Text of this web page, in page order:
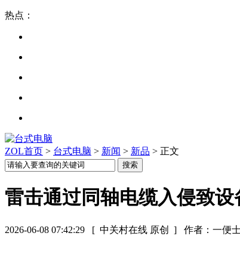
热点：
ZOL首页 > 台式电脑 > 新闻 > 新品 > 正文
雷击通过同轴电缆入侵致
2026-06-08 07:42:29 [ 中关村在线 原创 ] 作者：一便